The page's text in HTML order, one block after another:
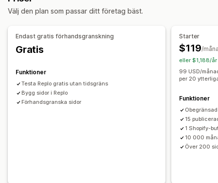
Kontaktsidor
Om oss-sidor Sidfötter Popup-fönster
En sida med alla recensioner
Sidor med prissättningsplaner
Sidhantering
Mallar Utkast till sidor
Anpassade typsnitt
Anpassad kod
SEO
Aktivitetsloggar
Välj den plan som passar ditt företag bäst.
Endast gratis förhandsgranskning
Gratis
Funktioner
Testa Replo gratis utan tidsgräns
Bygg sidor i Replo
Förhandsgranska sidor
Starter
$119/
eller $1,188/år
99 USD/
per 20
Funktioner
15
1 Shopify-
10 000
Över 200